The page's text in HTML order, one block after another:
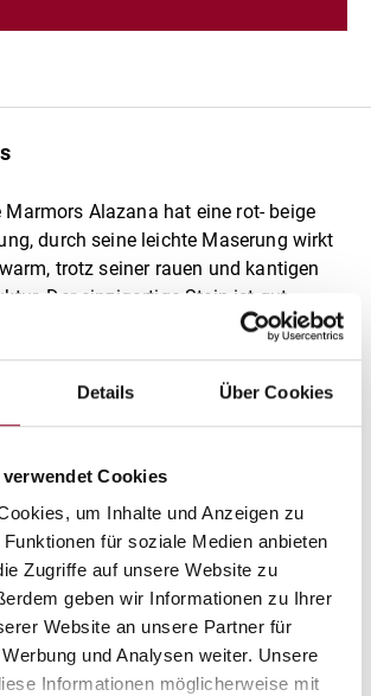
Details Über Cookies
Cookies
um Inhalte und Anzeigen zu
für soziale Medien anbieten
Zugriffe auf unsere Website zu
geben wir Informationen zu Ihrer
Website an unsere Partner für
und Analysen weiter. Unsere
Informationen möglicherweise mit
Marmors Alazana hat eine rot- beige
durch seine leichte Maserung wirkt
trotz seiner rauen und kantigen
Der einzigartige Stein ist gut
mediterrane Gestaltung rund ums
Handel GmbH
wir, dass unsere Produkte, die wir
Ihrer Kunden liefern, der
entsprechen. Im
liegen keine Sicherheitsdatenblätter
vor.